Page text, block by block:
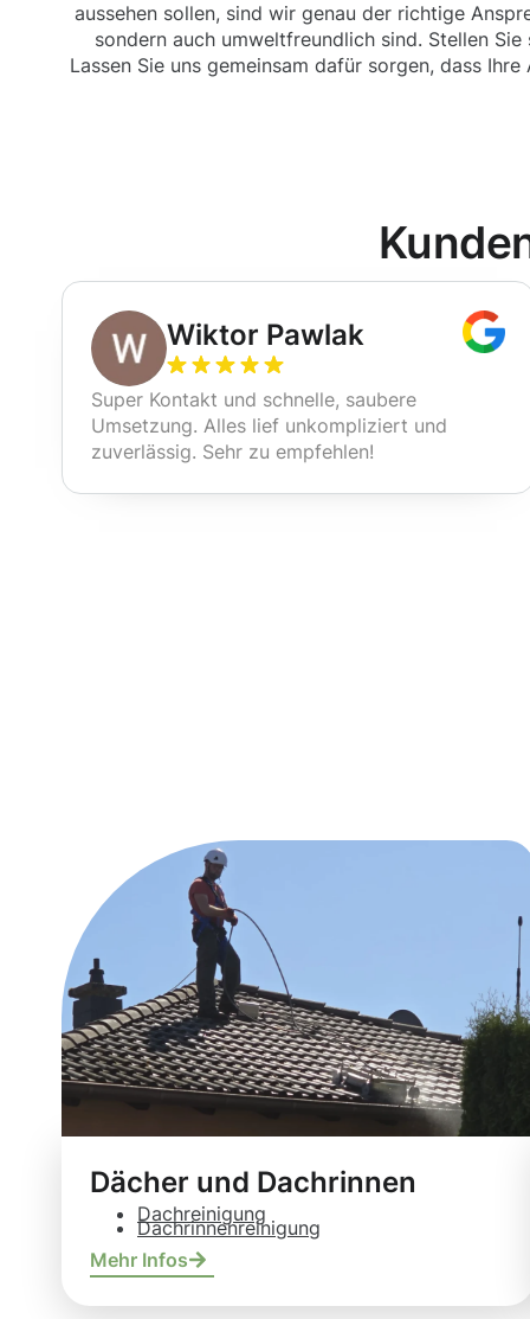
aussehen sollen, sind wir genau der richtige
sondern auch umweltfreundlich sind. Stellen
Lassen Sie uns gemeinsam dafür sorgen, dass
Wiktor Pawlak
Super Kontakt und schnelle, saubere
Umsetzung. Alles lief unkompliziert und
zuverlässig. Sehr zu empfehlen!
Dächer und Dachrinnen
Dachreinigung
Dachrinnenreinigung
Mehr Infos